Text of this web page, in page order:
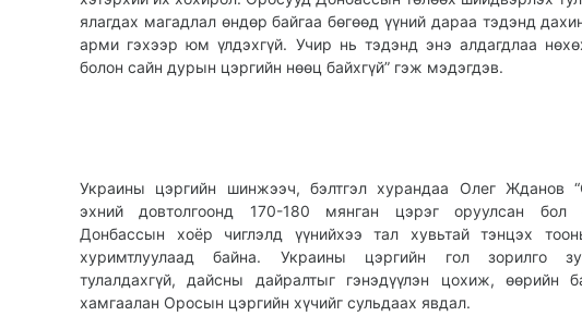
ялагдах магадлал өндөр байгаа бөгөөд үүний дараа тэдэнд
арми гэхээр юм үлдэхгүй. Учир нь тэдэнд энэ алдагдлаа
болон сайн дурын цэргийн нөөц байхгүй” гэж мэдэгдэв.
Украины цэргийн шинжээч, бэлтгэл хурандаа Олег Жданов
эхний довтолгоонд 170-180 мянган цэрэг оруулсан бол
Донбассын хоёр чиглэлд үүнийхээ тал хувьтай тэнцэх
хуримтлуулаад байна. Украины цэргийн гол зорилго
тулалдахгүй, дайсны дайралтыг гэнэдүүлэн цохиж, өөрийн
хамгаалан Оросын цэргийн хүчийг сульдаах явдал.